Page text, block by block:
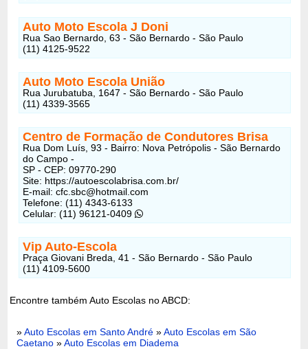
Auto Moto Escola J Doni
Rua Sao Bernardo, 63 - São Bernardo - São Paulo
(11) 4125-9522
Auto Moto Escola União
Rua Jurubatuba, 1647 - São Bernardo - São Paulo
(11) 4339-3565
Centro de Formação de Condutores Brisa
Rua Dom Luís, 93 - Bairro: Nova Petrópolis - São Bernardo
do Campo -
SP - CEP: 09770-290
Site: https://autoescolabrisa.com.br/
E-mail: cfc.sbc@hotmail.com
Telefone: (11) 4343-6133
Celular: (11) 96121-0409
Vip Auto-Escola
Praça Giovani Breda, 41 - São Bernardo - São Paulo
(11) 4109-5600
Encontre também Auto Escolas no ABCD:
»Auto Escolas em Santo André»Auto Escolas em São
Caetano »Auto Escolas em Diadema